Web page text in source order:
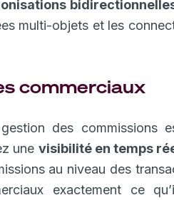
multi-objets et les
commerciaux
des commissions
une visibilité en temps
au niveau des
exactement ce